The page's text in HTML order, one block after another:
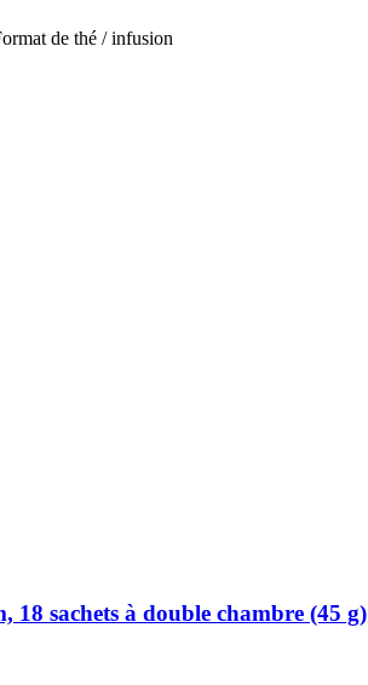
de thé / infusion
sachets à double chambre (45 g)